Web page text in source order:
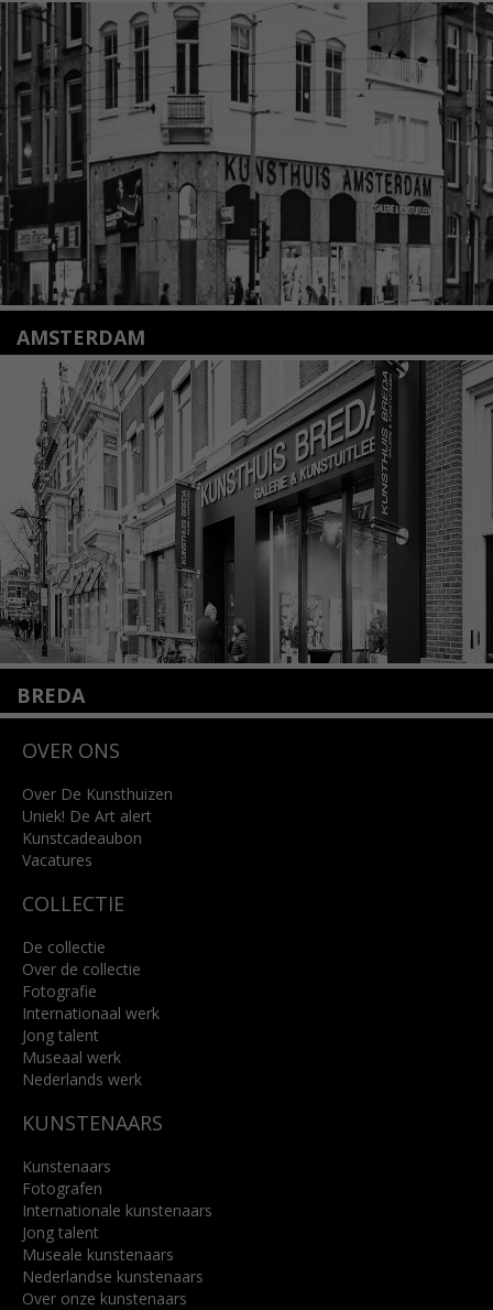
Nieuwstraat 35
2312 KA Leiden
+31(0)71 – 52 84 480
info@kunsthuisleiden.nl
Lees meer
AMSTERDAM
Amstelveenseweg 135
1075 VX Amsterdam
+31 (0)20 2332546
info@kunsthuisamsterdam.nl
Lees meer
BREDA
4818 SB Breda
info@kunsthuisbreda.nl
Lees meer
OVER ONS
Over De Kunsthuizen
Uniek! De Art alert
Kunstcadeaubon
Vacatures
COLLECTIE
De collectie
Over de collectie
Fotografie
Internationaal werk
Jong talent
Museaal werk
Nederlands werk
KUNSTENAARS
Kunstenaars
Fotografen
Internationale kunstenaars
Jong talent
Museale kunstenaars
Nederlandse kunstenaars
Over onze kunstenaars